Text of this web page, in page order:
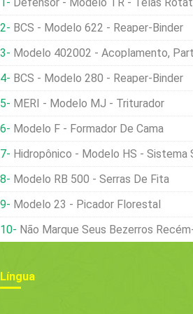
BCS - Modelo 622 - Reaper-Binder
Modelo 402002 - Acoplamento,
BCS - Modelo 280 - Reaper-Binder
MERI - Modelo MJ - Triturador
Modelo F - Formador De Cama
Hidropônico - Modelo HS - Sistema
Modelo RB 500 - Serras De Fita
Modelo 23 - Picador Florestal
Não Marque Seus Bezerros
Língua